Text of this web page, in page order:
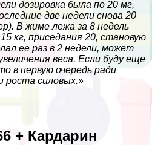
дозировка была по 20 мг,
две недели снова 20
В жиме лежа за 8 недель
кг, приседания 20, становую
ее раз в 2 недели, может
веса. Если буду еще
в первую очередь ради
роста силовых.»
+ Кардарин